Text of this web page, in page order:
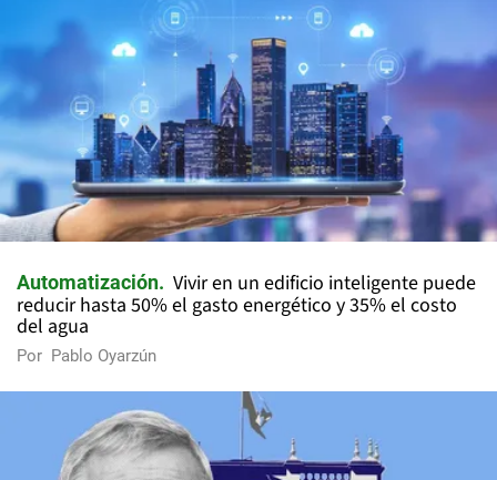
Automatización
Vivir en un edificio inteligente puede
reducir hasta 50% el gasto energético y 35% el costo
del agua
Por Pablo Oyarzún